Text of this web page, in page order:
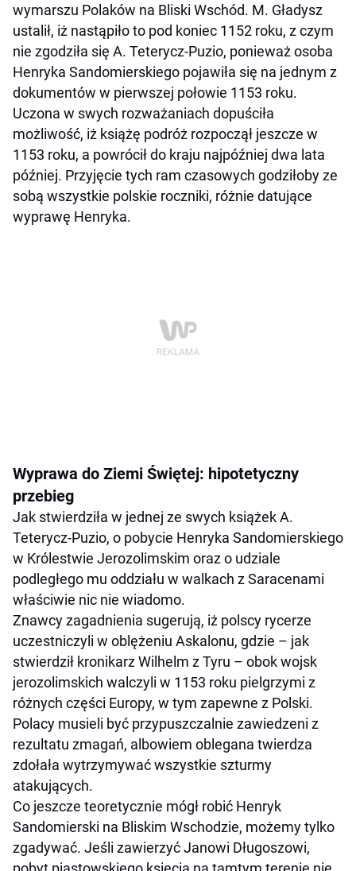
wymarszu Polaków na Bliski Wschód. M. Gładysz
ustalił, iż nastąpiło to pod koniec 1152 roku, z czym
nie zgodziła się A. Teterycz-Puzio, ponieważ osoba
Henryka Sandomierskiego pojawiła się na jednym z
dokumentów w pierwszej połowie 1153 roku.
Uczona w swych rozważaniach dopuściła
możliwość, iż książę podróż rozpoczął jeszcze w
1153 roku, a powrócił do kraju najpóźniej dwa lata
później. Przyjęcie tych ram czasowych godziłoby ze
sobą wszystkie polskie roczniki, różnie datujące
wyprawę Henryka.
Wyprawa do Ziemi Świętej: hipotetyczny
przebieg
Jak stwierdziła w jednej ze swych książek A.
Teterycz-Puzio, o pobycie Henryka Sandomierskiego
w Królestwie Jerozolimskim oraz o udziale
podległego mu oddziału w walkach z Saracenami
właściwie nic nie wiadomo.
Znawcy zagadnienia sugerują, iż polscy rycerze
uczestniczyli w oblężeniu Askalonu, gdzie – jak
stwierdził kronikarz Wilhelm z Tyru – obok wojsk
jerozolimskich walczyli w 1153 roku pielgrzymi z
różnych części Europy, w tym zapewne z Polski.
Polacy musieli być przypuszczalnie zawiedzeni z
rezultatu zmagań, albowiem oblegana twierdza
zdołała wytrzymywać wszystkie szturmy
atakujących.
Co jeszcze teoretycznie mógł robić Henryk
Sandomierski na Bliskim Wschodzie, możemy tylko
zgadywać. Jeśli zawierzyć Janowi Długoszowi,